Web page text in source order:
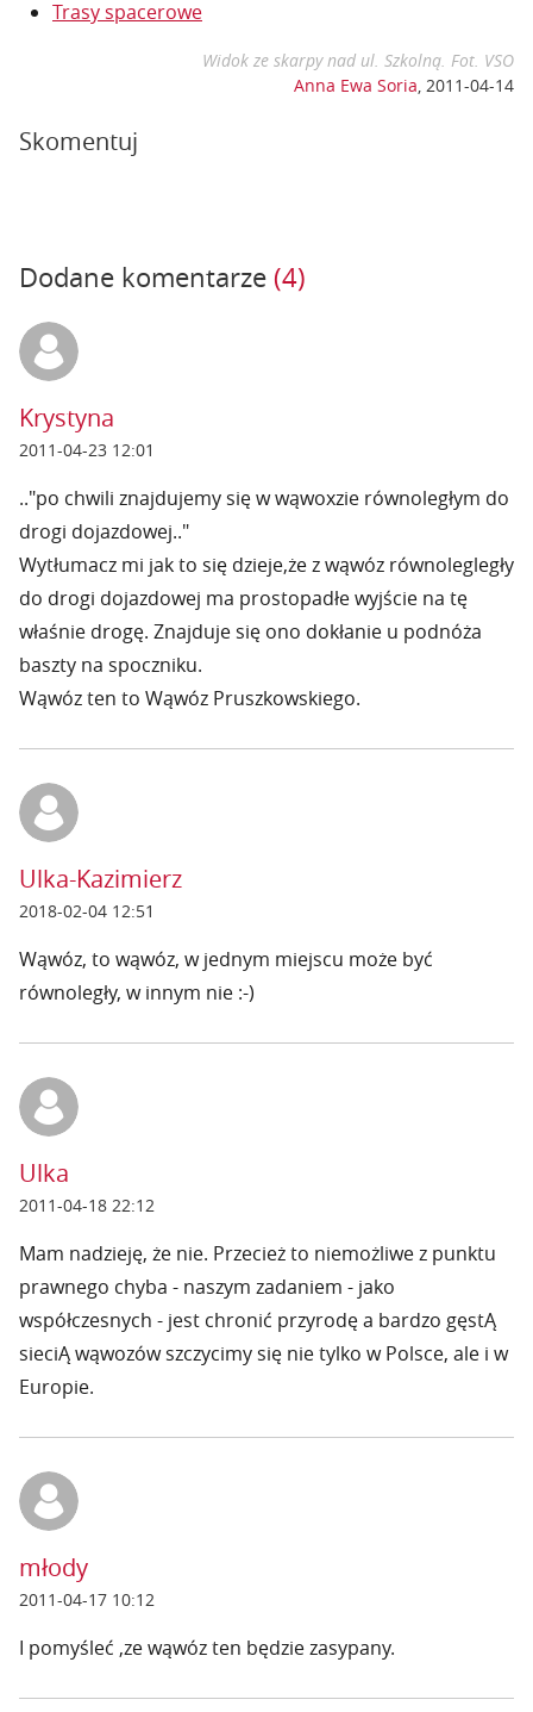
Trasy spacerowe
Widok ze skarpy nad ul. Szkolną. Fot. VSO
Anna Ewa Soria, 2011-04-14
Skomentuj
Dodane komentarze (4)
Krystyna
2011-04-23 12:01
.."po chwili znajdujemy się w wąwoxzie równoległym do
drogi dojazdowej.."
Wytłumacz mi jak to się dzieje,że z wąwóz równolegległy
do drogi dojazdowej ma prostopadłe wyjście na tę
właśnie drogę. Znajduje się ono dokłanie u podnóża
baszty na spoczniku.
Wąwóz ten to Wąwóz Pruszkowskiego.
Ulka-Kazimierz
2018-02-04 12:51
Wąwóz, to wąwóz, w jednym miejscu może być
równoległy, w innym nie :-)
Ulka
2011-04-18 22:12
Mam nadzieję, że nie. Przecież to niemożliwe z punktu
prawnego chyba - naszym zadaniem - jako
współczesnych - jest chronić przyrodę a bardzo gęstĄ
sieciĄ wąwozów szczycimy się nie tylko w Polsce, ale i w
Europie.
młody
2011-04-17 10:12
I pomyśleć ,ze wąwóz ten będzie zasypany.